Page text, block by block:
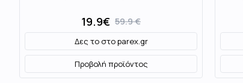
19.9€ 59.9€
Δες το στοparex.gr
Προβολή προϊόντος